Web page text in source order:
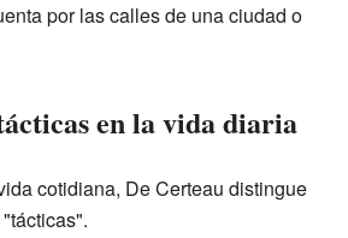
por las calles de una ciudad o
en la vida diaria
cotidiana, De Certeau distingue